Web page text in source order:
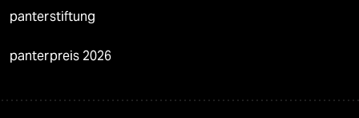
panterstiftung
panterpreis 2026